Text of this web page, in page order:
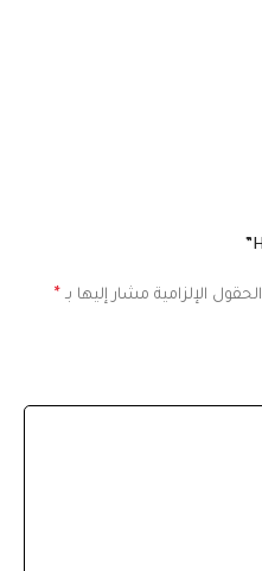
الحقول الإلزامية مشار إليها بـ *